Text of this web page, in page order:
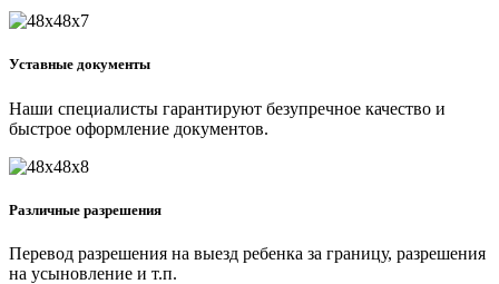
Уставные документы
Наши специалисты гарантируют безупречное качество и
быстрое оформление документов.
Различные разрешения
Перевод разрешения на выезд ребенка за границу, разрешения
на усыновление и т.п.